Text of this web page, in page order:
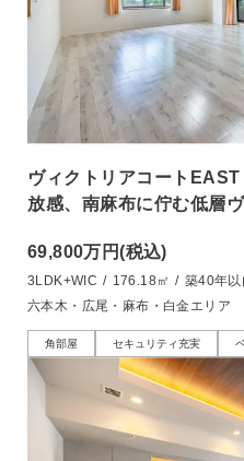
ヴィクトリアコート
放感、南麻布に佇む低層
69,800万円(税込)
3LDK+WIC / 176.18㎡ / 築40年以
六本木・広尾・麻布・白金エリア
角部屋 セキュリティ充実